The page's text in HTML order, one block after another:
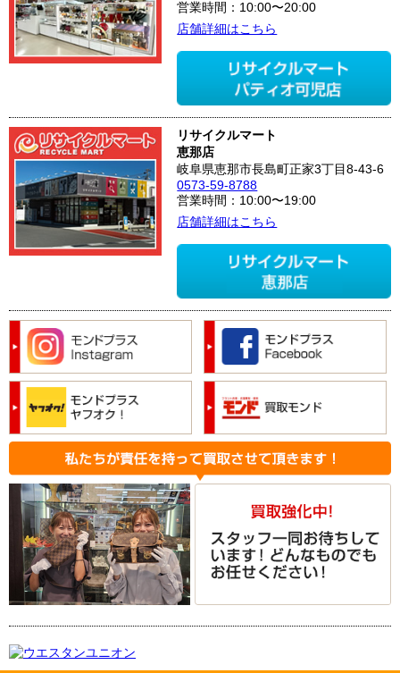
営業時間：10:00〜20:00
店舗詳細はこちら
リサイクルマート
恵那店
岐阜県恵那市長島町正家3丁目8-43-6
0573-59-8788
営業時間：10:00〜19:00
店舗詳細はこちら